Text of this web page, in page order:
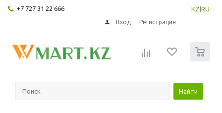
+7 727 31 22 666 KZ RU
Вход Регистрация
Найти